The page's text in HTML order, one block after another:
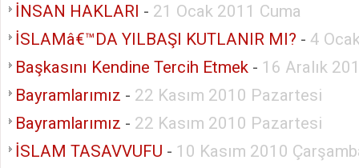
İNSAN HAKLARI - 21 Ocak 2011 Cuma
İSLAMâ€™DA YILBAŞI KUTLANIR MI? - 4
Başkasını Kendine Tercih Etmek - 16 Aralık
Bayramlarımız - 22 Kasım 2010 Pazartesi
Bayramlarımız - 22 Kasım 2010 Pazartesi
İSLAM TASAVVUFU - 10 Kasım 2010